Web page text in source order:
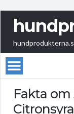
Fakta om
Citronsyra